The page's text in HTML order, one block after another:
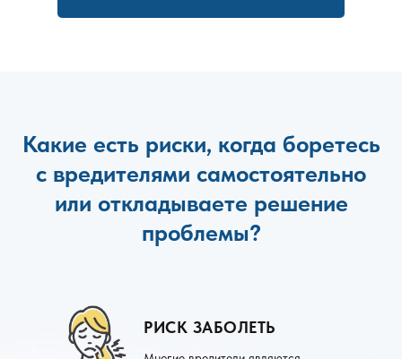
Какие есть риски, когда боретесь
с вредителями самостоятельно
или откладываете решение
проблемы?
РИСК ЗАБОЛЕТЬ